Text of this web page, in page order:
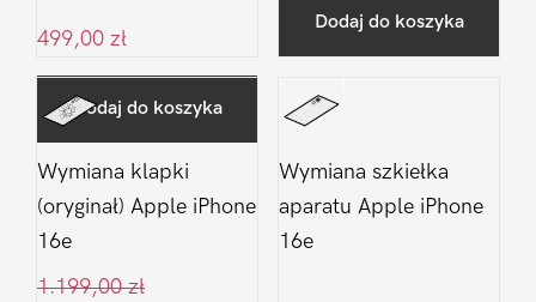
499,00 zł
Dodaj do koszyka
Dodaj do koszyka
Wymiana klapki
(oryginał) Apple iPhone
16e
1.199,00zł
Wymiana szkiełka
aparatu Apple iPhone
16e